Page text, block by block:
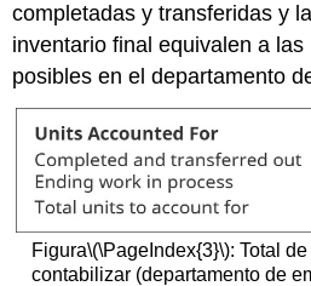
completadas y transferidas y
inventario final equivalen a las
posibles en el departamento
Figura\(\PageIndex{3}\): Total
contabilizar (departamento de